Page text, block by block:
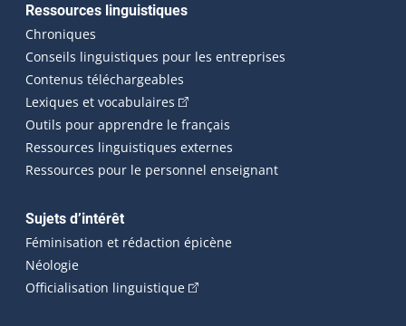
Ressources linguistiques
Chroniques
Conseils linguistiques pour les entreprises
Contenus téléchargeables
Lexiques et vocabulaires (Cet hyperlien externe s'ouvrira
Outils pour apprendre le français
Ressources linguistiques externes
Ressources pour le personnel enseignant
Sujets d’intérêt
Féminisation et rédaction épicène
Néologie
Officialisation linguistique(Cet hyperlien externe s'ouvrira